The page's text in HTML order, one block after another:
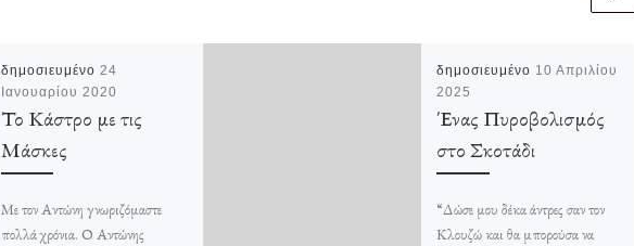
δημοσιευμένο 24
Ιανουαρίου 2020
Το Κάστρο με τις
Μάσκες
Με τον Αντώνη γνωριζόμαστε
πολλά χρόνια. Ο Αντώνης
δημοσιευμένο 10 Απριλίου
2025
Ένας Πυροβολισμός
στο Σκοτάδι
“Δώσε μου δέκα άντρες σαν τον
Κλουζώ και θα μπορούσα να